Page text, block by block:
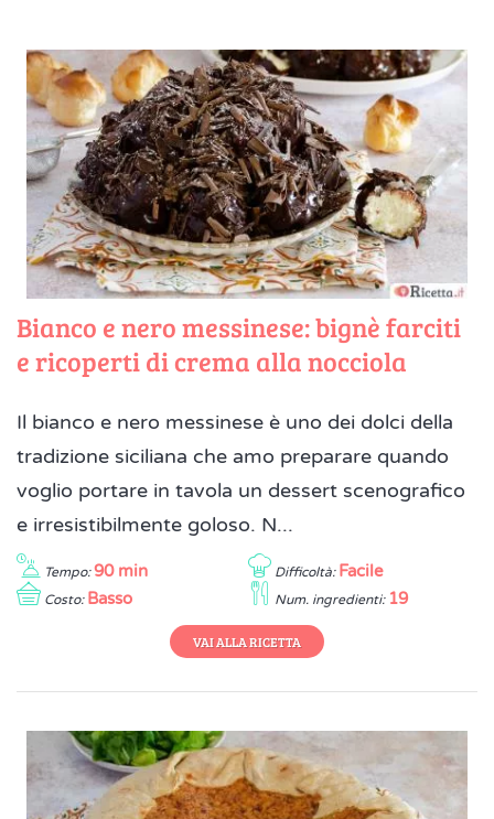
Bianco e nero messinese: bignè farciti
e ricoperti di crema alla nocciola
Il bianco e nero messinese è uno dei dolci della
tradizione siciliana che amo preparare quando
voglio portare in tavola un dessert scenografico
e irresistibilmente goloso. N...
Tempo: 90 min Difficoltà: Facile
Costo: Basso Num. ingredienti: 19
VAI ALLA RICETTA